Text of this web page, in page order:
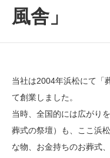
風舎」
当社は2004年浜松にて「
て創業しました。
当時、全国的には広がり
葬式の祭壇）も、ここ浜
な物、お金持ちのお葬式